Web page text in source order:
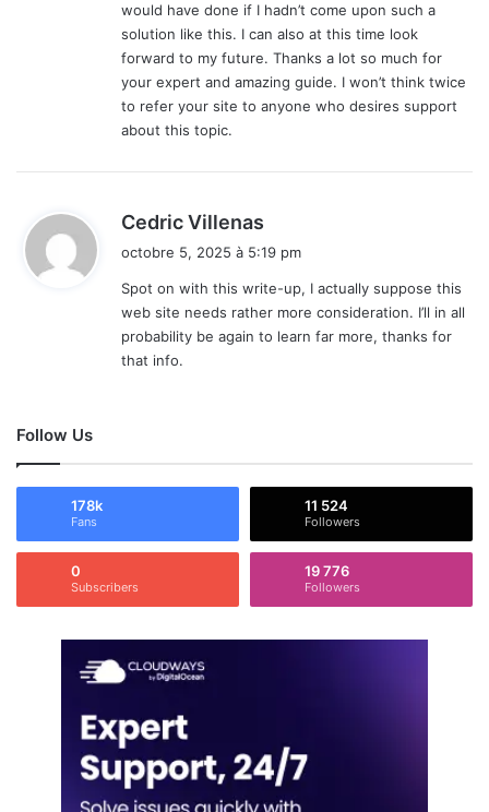
would have done if I hadn’t come upon such a
solution like this. I can also at this time look
forward to my future. Thanks a lot so much for
your expert and amazing guide. I won’t think twice
to refer your site to anyone who desires support
about this topic.
Cedric Villenas
:
octobre 5, 2025 à 5:19 pm
Spot on with this write-up, I actually suppose this
web site needs rather more consideration. I’ll in all
probability be again to learn far more, thanks for
that info.
Follow Us
178k
Fans
11 524
Followers
0
Subscribers
19 776
Followers